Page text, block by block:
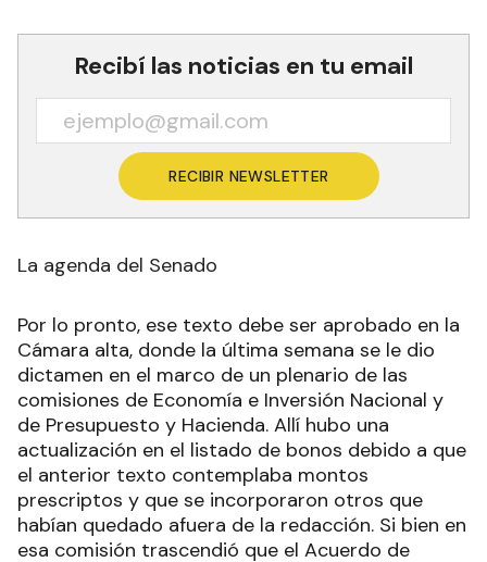
Recibí las noticias en tu email
RECIBIR NEWSLETTER
La agenda del Senado
Por lo pronto, ese texto debe ser aprobado en la
Cámara alta, donde la última semana se le dio
dictamen en el marco de un plenario de las
comisiones de Economía e Inversión Nacional y
de Presupuesto y Hacienda. Allí hubo una
actualización en el listado de bonos debido a que
el anterior texto contemplaba montos
prescriptos y que se incorporaron otros que
habían quedado afuera de la redacción. Si bien en
esa comisión trascendió que el Acuerdo de